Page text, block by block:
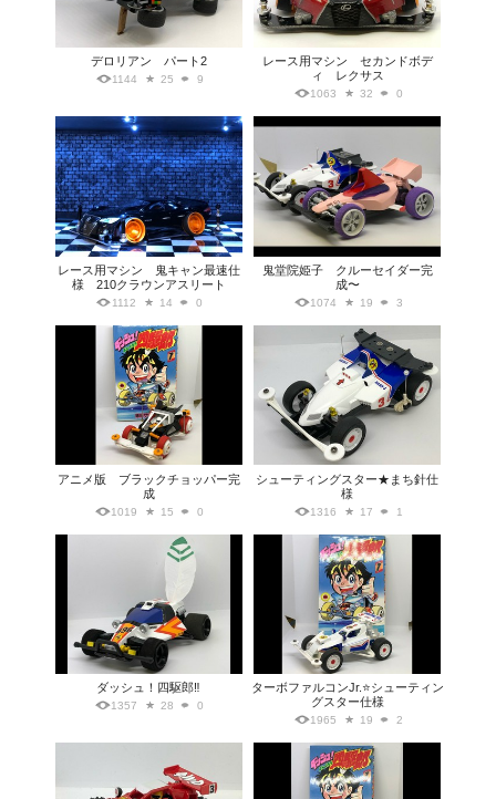
デロリアン パート2
1144 25 9
レース用マシン セカンドボデ
ィ レクサス
1063 32 0
レース用マシン 鬼キャン最速仕
様 210クラウンアスリート
1112 14 0
鬼堂院姫子 クルーセイダー完
成〜
1074 19 3
アニメ版 ブラックチョッパー完
成
1019 15 0
シューティングスター★まち針仕
様
1316 17 1
ダッシュ！四駆郎‼︎
1357 28 0
ターボファルコンJr.⭐️シューティン
グスター仕様
1965 19 2